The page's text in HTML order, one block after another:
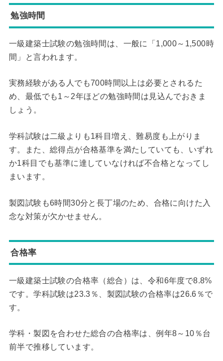
勉強時間
一級建築士試験の勉強時間は、一般に「1,000～1,500時
間」と言われます。
実務経験がある人でも700時間以上は必要とされるた
め、最低でも1～2年ほどの勉強時間は見込んでおきま
しょう。
学科試験は二級よりも1科目増え、難易度も上がりま
す。また、総得点が合格基準を満たしていても、いずれ
か1科目でも基準に達していなければ不合格となってし
まいます。
製図試験も6時間30分と長丁場のため、合格に向けた入
念な対策が欠かせません。
合格率
一級建築士試験の合格率（総合）は、令和6年度で8.8%
です。学科試験は23.3％、製図試験の合格率は26.6％で
す。
学科・製図を合わせた総合の合格率は、例年8～10％台
前半で推移しています。